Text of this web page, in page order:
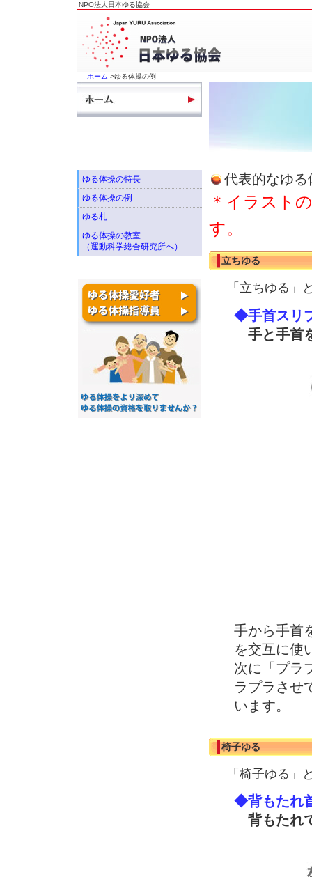
NPO法人日本ゆる協会
ホーム >ゆる体操の例
ゆる体操の特長
ゆる体操の例
ゆる札
ゆる体操の教室
（運動科学総合研究所へ）
代表的なゆ
＊イラスト
す。
立ちゆる
「立ちゆる」
◆手首スリ
手と手首
手から手首
を交互に使
次に「プラ
ラプラさせ
います。
椅子ゆる
「椅子ゆる」
◆背もたれ
背もたれ